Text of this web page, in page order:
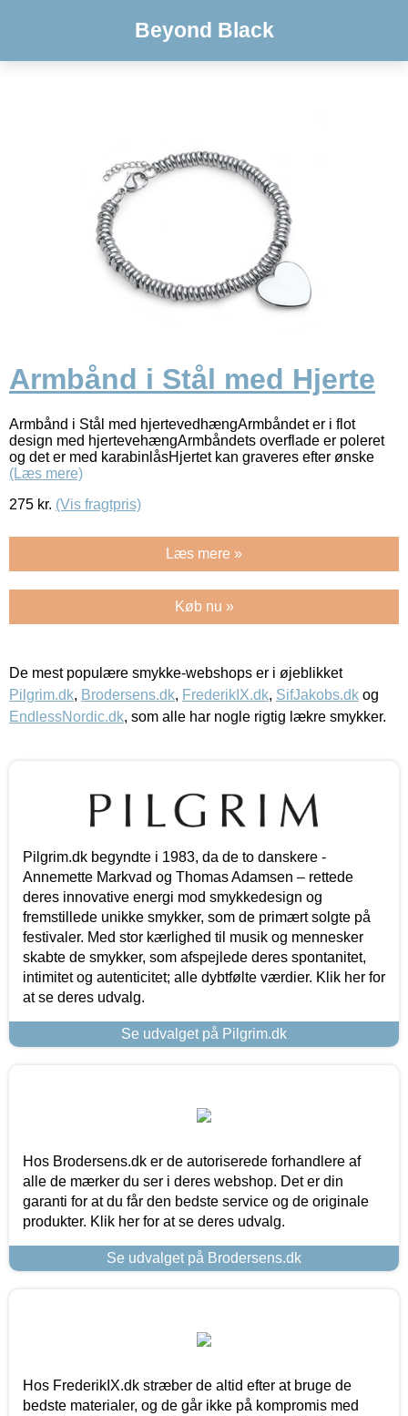
Beyond Black
Armbånd i Stål med Hjerte
Armbånd i Stål med hjertevedhængArmbåndet er i flot
design med hjertevehængArmbåndets overflade er poleret
og det er med karabinlåsHjertet kan graveres efter ønske
(Læs mere)
275 kr. (Vis fragtpris)
Læs mere »
Køb nu »
De mest populære smykke-webshops er i øjeblikket
Pilgrim.dk, Brodersens.dk, FrederikIX.dk, SifJakobs.dk og
EndlessNordic.dk, som alle har nogle rigtig lækre smykker.
Pilgrim.dk begyndte i 1983, da de to danskere -
Annemette Markvad og Thomas Adamsen – rettede
deres innovative energi mod smykkedesign og
fremstillede unikke smykker, som de primært solgte på
festivaler. Med stor kærlighed til musik og mennesker
skabte de smykker, som afspejlede deres spontanitet,
intimitet og autenticitet; alle dybtfølte værdier. Klik her for
at se deres udvalg.
Se udvalget på Pilgrim.dk
Hos Brodersens.dk er de autoriserede forhandlere af
alle de mærker du ser i deres webshop. Det er din
garanti for at du får den bedste service og de originale
produkter. Klik her for at se deres udvalg.
Se udvalget på Brodersens.dk
Hos FrederikIX.dk stræber de altid efter at bruge de
bedste materialer, og de går ikke på kompromis med